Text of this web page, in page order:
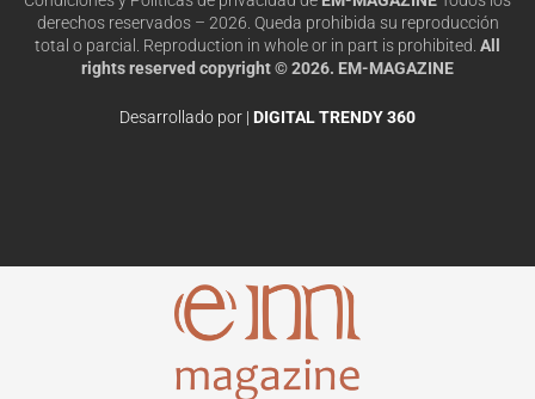
derechos reservados – 2026. Queda prohibida su reproducción
total o parcial. Reproduction in whole or in part is prohibited. All
rights reserved copyright © 2026. EM-MAGAZINE
Desarrollado por | DIGITAL TRENDY 360